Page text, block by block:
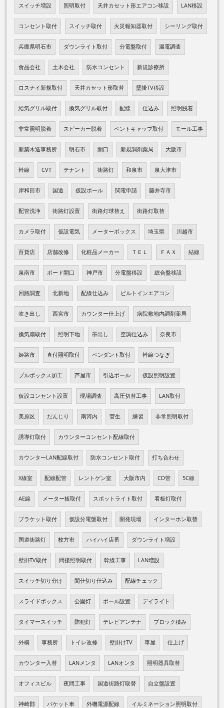
スイッチ増設 照明取付 天井カセット形エアコン移設 LAN移設
コンセント取付 スイッチ取付 火災報知器取付 シーリング取付
兵庫県明石市 ダウンライト取付 分電盤取付 漏電調査
食品会社 土木会社 防水コンセント 新規診療所
ロスナイ新規取付 天井カセット形取替 壁掛TV移設
給気グリル取付 換気グリル取付 配線 仕込み 照明脱着
非常照明脱着 スピーカー脱着 ベントキャップ取付 モール工事
新築木造事務所 明石市 開口 新規調剤薬局 大阪市
幹線 CVT テナント 街路灯 和泉市 泉大津市
岸和田市 国道 仮設ポール 関電申請 藤井寺市
配管洗浄 街路灯設置 街路灯球替え 街路灯取替
カメラ取付 仮設電気 メーターボックス 埼玉県 川越市
百貨店 店舗改修 化粧品メーカー ＴＥＬ ＦＡＸ 結線
泉南市 ボード開口 神戸市 分電盤移設 総合盤移設
回路調査 北新地 配線仕込み ビルトインエアコン
吹き出し 西宮市 カウンター仕上げ 病院敷地内調剤薬局
換気扇取付 照明下地 墨出し 空調仕込み 奈良市
姫路市 直付照明取付 ペンダント取付 幹線つなぎ
プルボックス加工 芦屋市 引込ポール 仮設照明設置
仮設コンセント設置 現場調査 高圧切替工事 LAN取付
美原区 だんじり 南河内 菅生 練習 非常照明取付
誘導灯取付 カウンターコンセント配線取付
カウンターLAN配線取付 防水コンセント取付 打ち合わせ
X線室 配線配管 レントゲン室 大阪市内 CD管 5C線
AE線 メーター板取付 スポットライト取付 看板灯取付
ブラケット取付 仮設分電盤取付 開発現場 インターホン取替
国道街路灯 枚方市 ハイハイ店番 ダウンライト増設
壁掛TV取付 間接照明取付 幹線工事 LAN増設
スイッチ切り分け 間仕切り仕込み 配線チェック
スライドボックス 公園灯 ポール設置 デイライト
タイマースイッチ 防犯灯 テレビアンテナ ブロック積み
外構 事務所 トイレ改修 壁掛けTV 車屋 仕上げ
カウンター入替 LANメンタ LANオンタ 照明器具取替
オフィスビル 夜間工事 国道街路灯取替 自立盤設置
神崎郡 バケット車 外機電源配線 イルミネーション照明取付